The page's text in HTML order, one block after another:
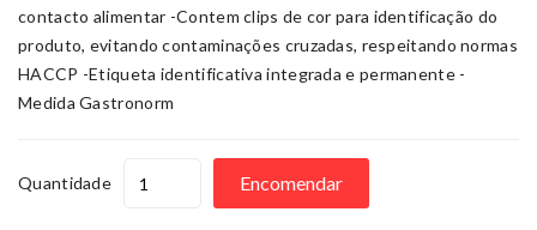
contacto alimentar -Contem clips de cor para identificação do
produto, evitando contaminações cruzadas, respeitando normas
HACCP -Etiqueta identificativa integrada e permanente -
Medida Gastronorm
Quantidade Encomendar